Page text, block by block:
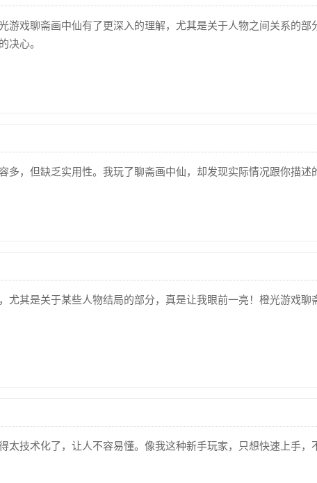
游戏聊斋画中仙有了更深入的理解，尤其是关于人物之间关系的
决心。
多，但缺乏实用性。我玩了聊斋画中仙，却发现实际情况跟你描述
尤其是关于某些人物结局的部分，真是让我眼前一亮！橙光游戏
太技术化了，让人不容易懂。像我这种新手玩家，只想快速上手，